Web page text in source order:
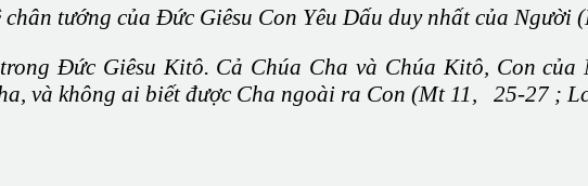
chân tướng của Đức Giêsu Con Yêu Dấu duy nhất của Người
Đức Giêsu Kitô. Cả Chúa Cha và Chúa Kitô, Con của
và không ai biết được Cha ngoài ra Con (Mt 11, 25-27 ;